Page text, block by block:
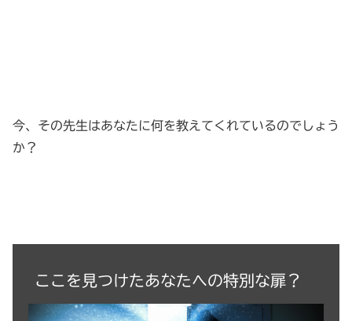
今、その先生はあなたに何を教えてくれているのでしょう
か？
ここを見つけたあなたへの特別な扉？